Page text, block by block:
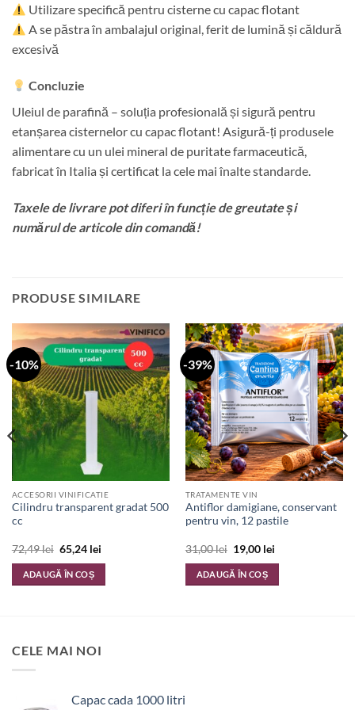
Utilizare specifică pentru cisterne cu capac flotant
A se păstra în ambalajul original, ferit de lumină și căldură
excesivă
Concluzie
Uleiul de parafină – soluția profesională și sigură pentru
etanșarea cisternelor cu capac flotant! Asigură-ți produsele
alimentare cu un ulei mineral de puritate farmaceutică,
fabricat în Italia și certificat la cele mai înalte standarde.
Taxele de livrare pot diferi în funcție de greutate și
numărul de articole din comandă!
PRODUSE SIMILARE
-10%
ACCESORII VINIFICATIE
Cilindru transparent gradat 500
cc
72,49lei Prețul
inițial
a
fost:
72,49 lei.
65,24 leiPrețul
ADAUGĂ ÎN COȘ
-39%
TRATAMENTE VIN
Antiflor damigiane, conservant
pentru vin, 12 pastile
31,00lei Prețul
inițial
a
fost:
31,00 lei.
19,00 leiPrețul
ADAUGĂ ÎN COȘ
CELE MAI NOI
Capac cada 1000 litri